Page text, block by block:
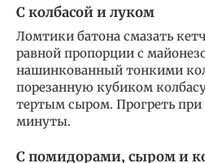
С колбасой и луком
Ломтики батона смазать
равной пропорции с
нашинкованный тонкими
порезанную кубиком
тертым сыром. Прогреть
минуты.
С помидорами, сыром и